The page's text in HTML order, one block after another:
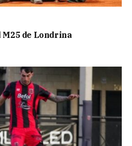
de Londrina